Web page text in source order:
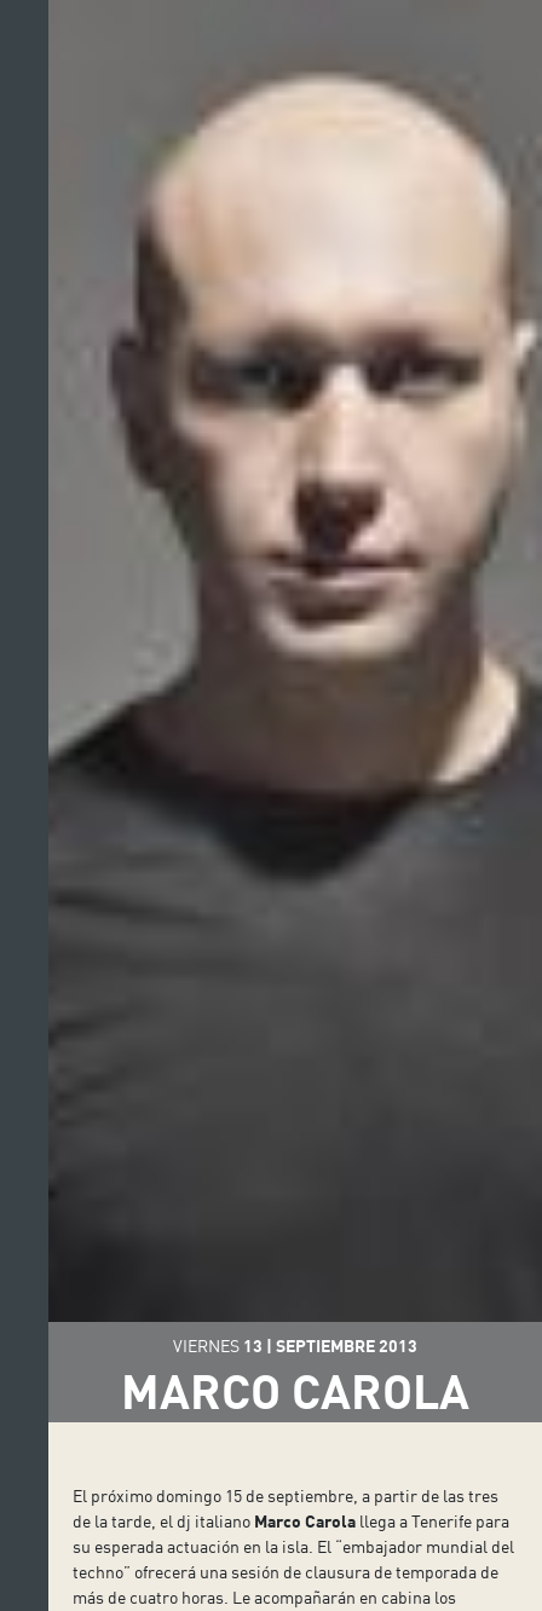
VIERNES 13 | SEPTIEMBRE 2013
MARCO CAROLA
El próximo domingo 15 de septiembre, a partir de las tres
de la tarde, el dj italiano Marco Carola llega a Tenerife para
su esperada actuación en la isla. El “embajador mundial del
techno” ofrecerá una sesión de clausura de temporada de
más de cuatro horas. Le acompañarán en cabina los